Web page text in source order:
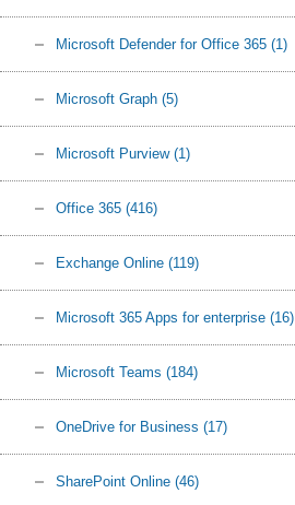
Microsoft Defender for Office 365 (1)
Microsoft Graph (5)
Microsoft Purview (1)
Office 365 (416)
Exchange Online (119)
Microsoft 365 Apps for enterprise (16)
Microsoft Teams (184)
OneDrive for Business (17)
SharePoint Online (46)